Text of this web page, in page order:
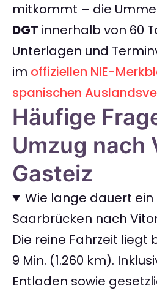
mitkommt – die
DGT innerhalb von 60
Unterlagen und
im offiziellen NIE-
spanischen
Häufige
Umzug nach
Gasteiz
Wie lange dauert ein
Saarbrücken nach
Die reine Fahrzeit liegt
9 Min. (1.260 km).
Entladen sowie